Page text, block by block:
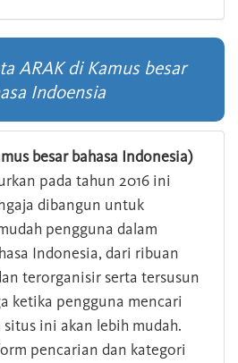
ARAK di Kamus besar
Indoensia
besar bahasa Indonesia)
pada tahun 2016 ini
dibangun untuk
pengguna dalam
Indonesia, dari ribuan
terorganisir serta tersusun
ketika pengguna mencari
ini akan lebih mudah.
pencarian dan kategori